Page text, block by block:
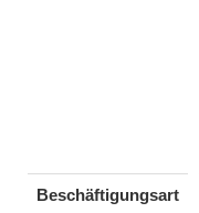
Beschäftigungsart